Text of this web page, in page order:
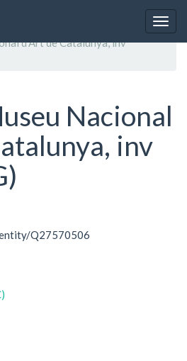
d'Art de Catalunya, inv
Nacional
inv
Q27570506